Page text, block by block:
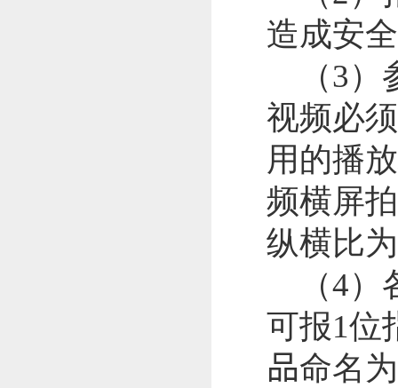
造成安
（3）
视频必
用的播
频横屏
纵横比为
（4）
可报1位
品命名